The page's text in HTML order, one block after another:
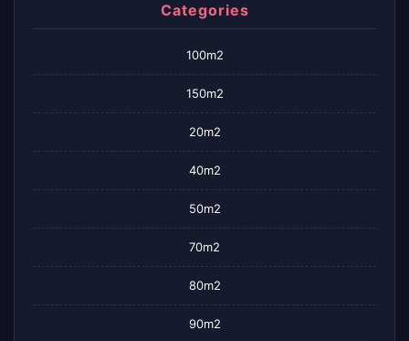
Categories
100m2
150m2
20m2
40m2
50m2
70m2
80m2
90m2